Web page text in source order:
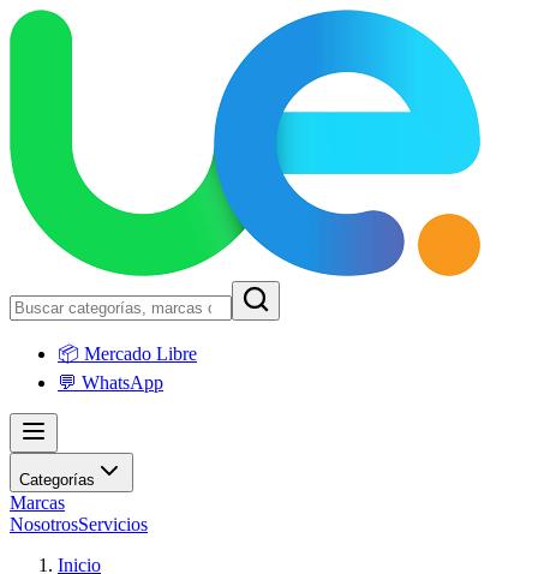
📦 Mercado Libre
💬 WhatsApp
Categorías
Marcas
NosotrosServicios
Inicio